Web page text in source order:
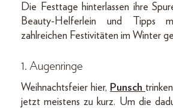
Die Festtage hinterlassen ihre
Beauty-Helferlein und Tipps
zahlreichen Festivitäten im Winter
1. Augenringe
Weihnachtsfeier hier, Punsch
jetzt meistens zu kurz. Um die